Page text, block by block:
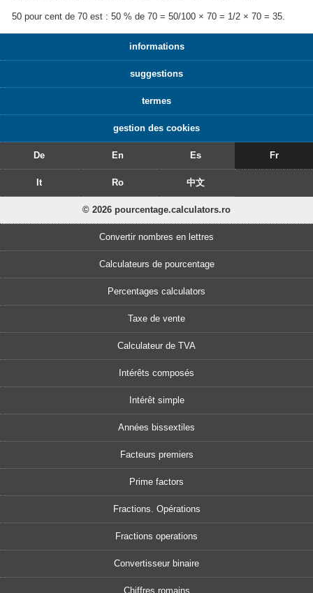
50 pour cent de 70 est : 50 % de 70 = 50/100 × 70 = 1/2 × 70 = 35.
informations
suggestions
termes
gestion des cookies
De En Es Fr
It Ro 中文
© 2026 pourcentage.calculators.ro
Convertir nombres en lettres
Calculateurs de pourcentage
Percentages calculators
Taxe de vente
Calculateur de TVA
Intérêts composés
Intérêt simple
Années bissextiles
Facteurs premiers
Prime factors
Fractions. Opérations
Fractions operations
Convertisseur binaire
Chiffres romains